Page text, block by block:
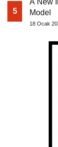
5
A New
Model
18 Ocak